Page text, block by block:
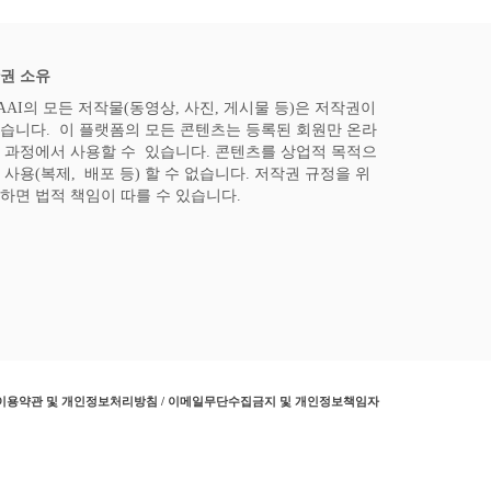
소유
의 모든 저작물(동영상, 사진, 게시물 등)은 저작권이
니다. 이 플랫폼의 모든 콘텐츠는 등록된 회원만 온라
과정에서 사용할 수 있습니다. 콘텐츠를 상업적 목적으
사용(복제, 배포 등) 할 수 없습니다. 저작권 규정을 위
면 법적 책임이 따를 수 있습니다.
용약관 및 개인정보처리방침 / 이메일무단수집금지 및 개인정보책임자